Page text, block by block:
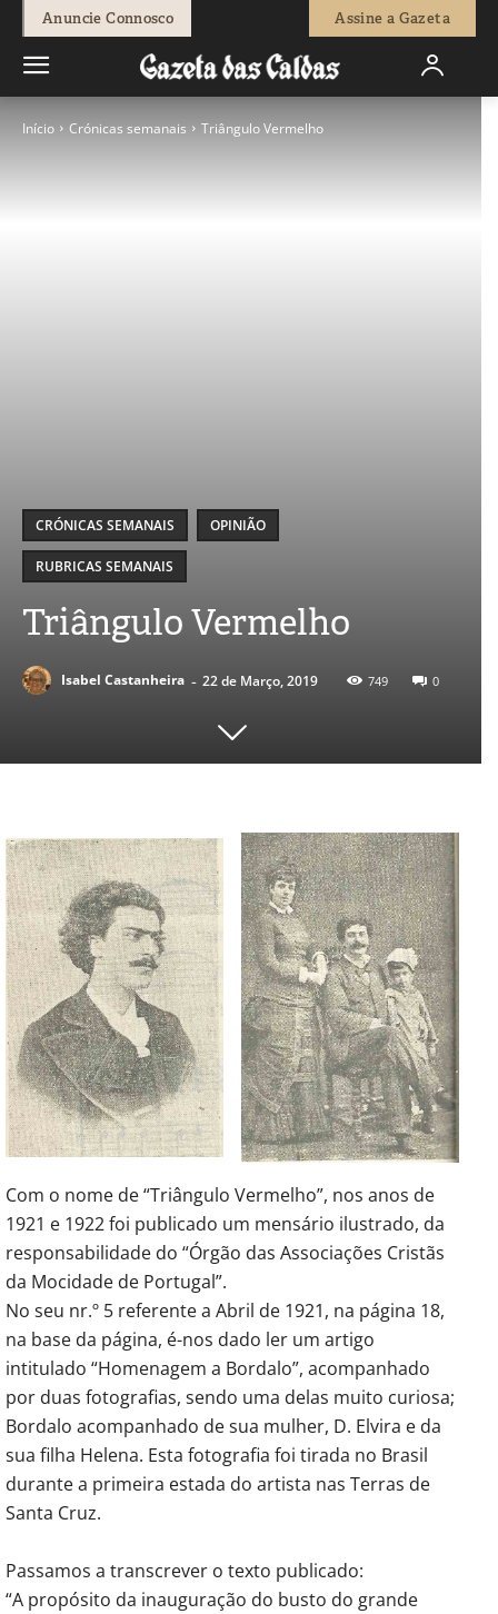
Anuncie Connosco Assine a Gazeta
Início Crónicas semanais Triângulo Vermelho
CRÓNICAS SEMANAIS OPINIÃO
RUBRICAS SEMANAIS
Triângulo Vermelho
Isabel Castanheira - 22 de Março, 2019 749 0
Com o nome de “Triângulo Vermelho”, nos anos de
1921 e 1922 foi publicado um mensário ilustrado, da
responsabilidade do “Órgão das Associações Cristãs
da Mocidade de Portugal”.
No seu nr.º 5 referente a Abril de 1921, na página 18,
na base da página, é-nos dado ler um artigo
intitulado “Homenagem a Bordalo”, acompanhado
por duas fotografias, sendo uma delas muito curiosa;
Bordalo acompanhado de sua mulher, D. Elvira e da
sua filha Helena. Esta fotografia foi tirada no Brasil
durante a primeira estada do artista nas Terras de
Santa Cruz.
Passamos a transcrever o texto publicado:
“A propósito da inauguração do busto do grande